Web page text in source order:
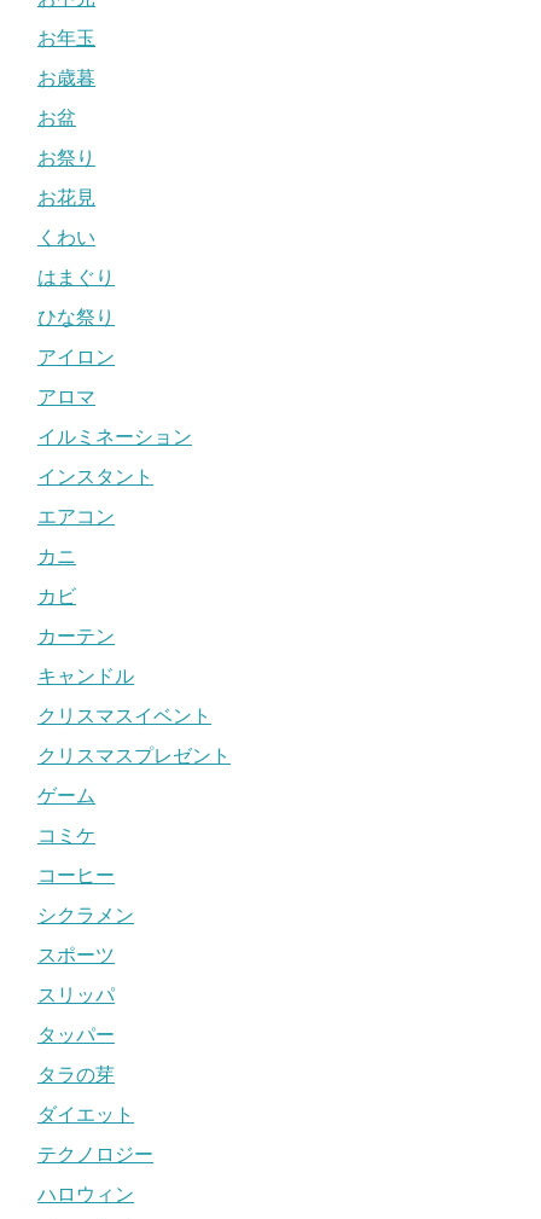
お年玉
お歳暮
お盆
お祭り
お花見
くわい
はまぐり
ひな祭り
アイロン
アロマ
イルミネーション
インスタント
エアコン
カニ
カビ
カーテン
キャンドル
クリスマスイベント
クリスマスプレゼント
ゲーム
コミケ
コーヒー
シクラメン
スポーツ
スリッパ
タッパー
タラの芽
ダイエット
テクノロジー
ハロウィン